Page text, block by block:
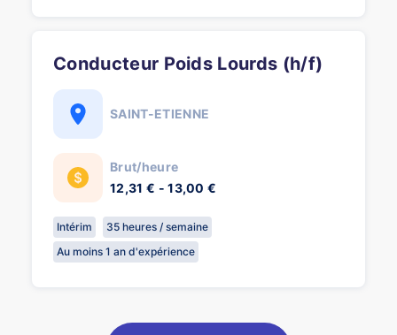
Conducteur Poids Lourds (h/f)
SAINT-ETIENNE
Brut/heure
12,31 € - 13,00 €
Intérim
35 heures / semaine
Au moins 1 an d'expérience